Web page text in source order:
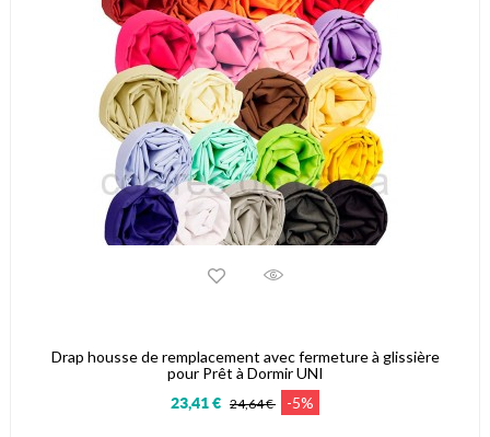
Drap housse de remplacement avec fermeture à glissière
pour Prêt à Dormir UNI
23,41 € 24,64 € -5%